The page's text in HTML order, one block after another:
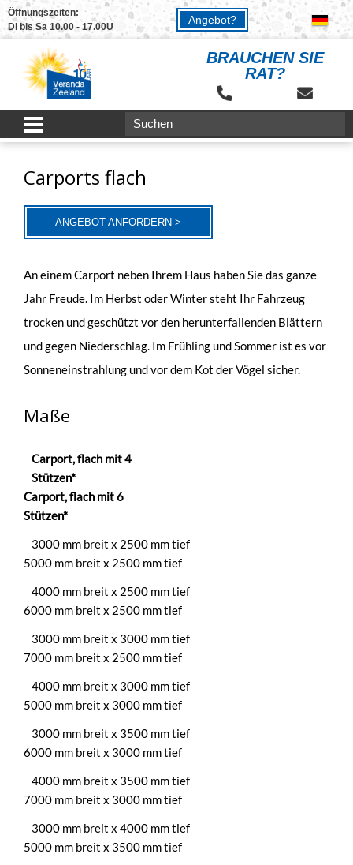
Öffnungszeiten:
Di bis Sa 10.00 - 17.00U
Angebot?
BRAUCHEN SIE
RAT?
Carports flach
ANGEBOT ANFORDERN >
An einem Carport neben Ihrem Haus haben Sie das ganze
Jahr Freude. Im Herbst oder Winter steht Ihr Fahrzeug
trocken und geschützt vor den herunterfallenden Blättern
und gegen Niederschlag. Im Frühling und Sommer ist es vor
Sonneneinstrahlung und vor dem Kot der Vögel sicher.
Maße
Carport, flach mit 4
Stützen*
Carport, flach mit 6
Stützen*
3000 mm breit x 2500 mm tief
5000 mm breit x 2500 mm tief
4000 mm breit x 2500 mmtief
6000 mm breit x 2500 mm tief
3000 mm breit x 3000 mm tief
7000 mm breit x 2500 mm tief
4000 mm breit x 3000 mm tief
5000 mm breit x 3000 mm tief
3000 mm breit x 3500 mm tief
6000 mm breit x 3000 mm tief
4000 mm breit x 3500 mm tief
7000 mm breit x 3000 mm tief
3000 mm breit x 4000 mm tief
5000 mm breit x 3500 mm tief